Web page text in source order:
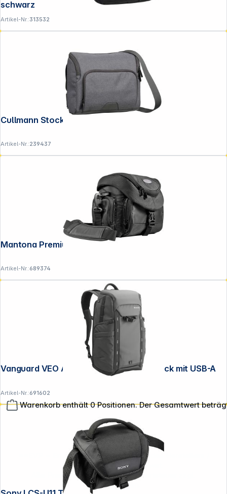
Warenkorb enthält 0 Positionen. Der Gesamtwert
schwarz
Artikel-Nr.:313532
Cullmann Stockholm Maxima 235+
Artikel-Nr.:239437
Mantona Premium Fototasche
Artikel-Nr.:689374
Vanguard VEO Adaptor R48 grau Rucksack mit USB-A
Artikel-Nr.:691602
**EVP = Empfohlener Verkaufspreis des Herstellers /
Lieferanten zzgl. 19% Mwst.
Alle Preise exkl. gesetzl. Mehrwertsteuer zzgl.
Versandkosten